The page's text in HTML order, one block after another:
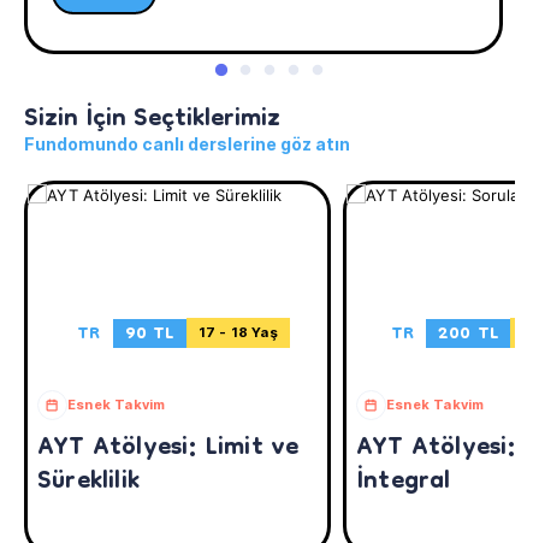
Sizin İçin Seçtiklerimiz
Fundomundo canlı derslerine göz atın
TR 90 TL 17 - 18 Yaş
Esnek Takvim
AYT Atölyesi: Limit ve
Süreklilik
TR 200 TL
Esnek Takvim
AYT Atölyesi:
İntegral